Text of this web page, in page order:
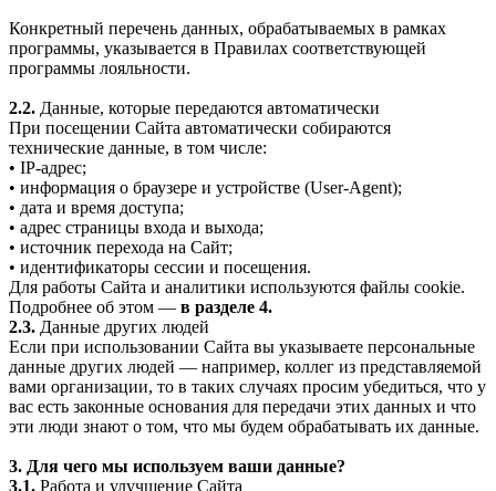
Конкретный перечень данных, обрабатываемых в рамках
программы, указывается в Правилах соответствующей
программы лояльности.
2.2. Данные, которые передаются автоматически
При посещении Сайта автоматически собираются
технические данные, в том числе:
• IP-адрес;
• информация о браузере и устройстве (User-Agent);
• дата и время доступа;
• адрес страницы входа и выхода;
• источник перехода на Сайт;
• идентификаторы сессии и посещения.
Для работы Сайта и аналитики используются файлы cookie.
Подробнее об этом — в разделе 4.
2.3. Данные других людей
Если при использовании Сайта вы указываете персональные
данные других людей — например, коллег из представляемой
вами организации, то в таких случаях просим убедиться, что у
вас есть законные основания для передачи этих данных и что
эти люди знают о том, что мы будем обрабатывать их данные.
3. Для чего мы используем ваши данные?
3.1. Работа и улучшение Сайта